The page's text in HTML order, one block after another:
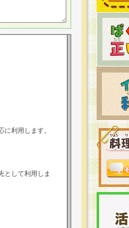
利用します。
として利用しま